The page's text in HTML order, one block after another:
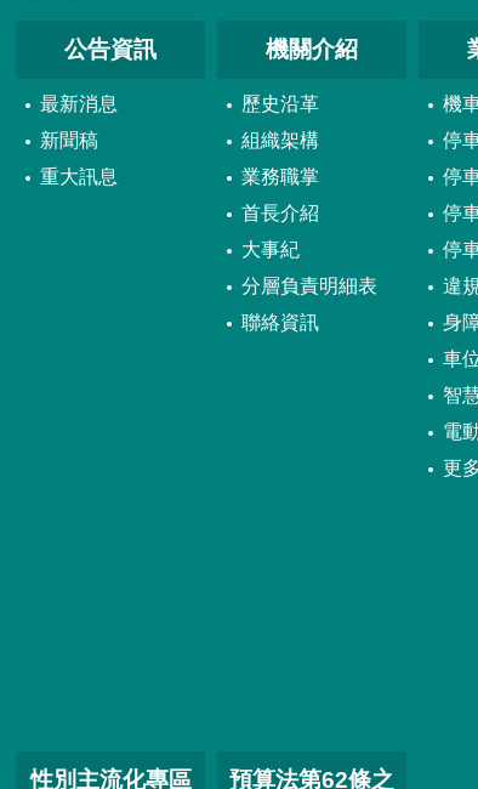
公告資訊
最新消息
新聞稿
重大訊息
機關介紹
歷史沿革
組織架構
業務職掌
首長介紹
大事紀
分層負責明細表
聯絡資訊
機
停
停
停
停
違
身
車
智
電
更
性別主流化專區 預算法第62條之